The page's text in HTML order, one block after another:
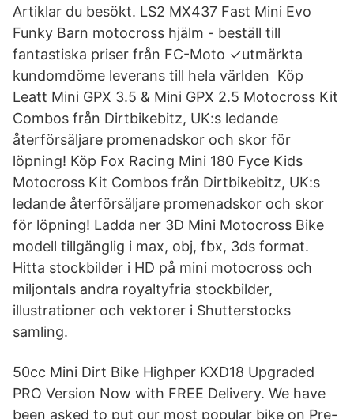
Artiklar du besökt. LS2 MX437 Fast Mini Evo
Funky Barn motocross hjälm - beställ till
fantastiska priser från FC-Moto ✓utmärkta
kundomdöme leverans till hela världen Köp
Leatt Mini GPX 3.5 & Mini GPX 2.5 Motocross Kit
Combos från Dirtbikebitz, UK:s ledande
återförsäljare promenadskor och skor för
löpning! Köp Fox Racing Mini 180 Fyce Kids
Motocross Kit Combos från Dirtbikebitz, UK:s
ledande återförsäljare promenadskor och skor
för löpning! Ladda ner 3D Mini Motocross Bike
modell tillgänglig i max, obj, fbx, 3ds format.
Hitta stockbilder i HD på mini motocross och
miljontals andra royaltyfria stockbilder,
illustrationer och vektorer i Shutterstocks
samling.
50cc Mini Dirt Bike Highper KXD18 Upgraded
PRO Version Now with FREE Delivery. We have
been asked to put our most popular bike on Pre-